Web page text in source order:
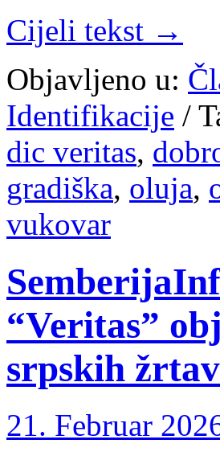
Cijeli tekst →
Objavljeno u:
Identifikacije /
dic veritas,
gradiška, oluja,
vukovar
“Veritas”
srpskih
21. Februar